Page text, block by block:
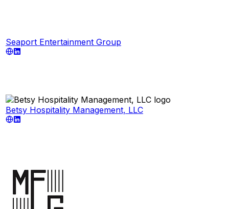
Seaport Entertainment Group
Betsy Hospitality Management, LLC